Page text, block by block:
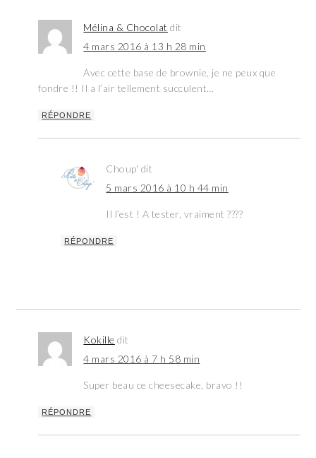
Mélina & Chocolat dit
4 mars 2016 à 13 h 28 min
Avec cette base de brownie, je ne peux que
fondre !! Il a l’air tellement succulent…
RÉPONDRE
Choup' dit
5 mars 2016 à 10 h 44 min
Il l’est ! A tester, vraiment ????
RÉPONDRE
Kokille dit
4 mars 2016 à 7 h 58 min
Super beau ce cheesecake, bravo !!
RÉPONDRE